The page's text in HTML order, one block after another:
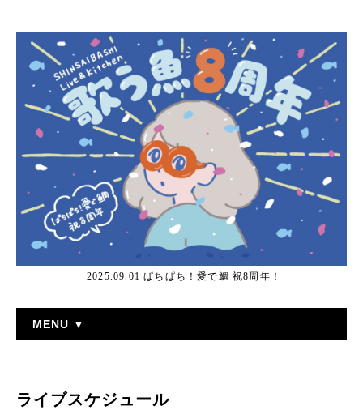
2025.09.01 ぱちぱち！愛で鯛 祝8周年！
MENU ▼
ライブスケジュール